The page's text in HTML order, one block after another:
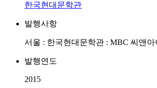
한국현대문학관
발행사항
서울 : 한국현대문학관 : MBC 씨앤아
발행연도
2015